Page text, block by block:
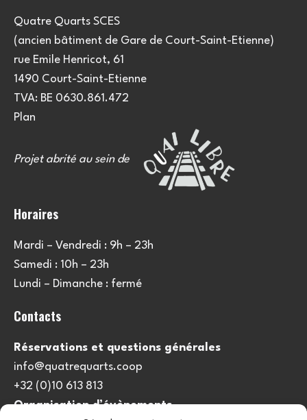
Quatre Quarts SCES
(ancien bâtiment de Gare de Court-Saint-Etienne)
rue Emile Henricot, 61
1490 Court-Saint-Etienne
TVA: BE 0630.861.472
Plan
Projet abrité au sein de
Horaires
Mardi – Vendredi : 9h – 23h
Samedi : 10h – 23h
Lundi – Dimanche : fermé
Contacts
Réservations et questions générales
info@quatrequarts.coop
+32 (0)10 613 813
Organisation d’évènements